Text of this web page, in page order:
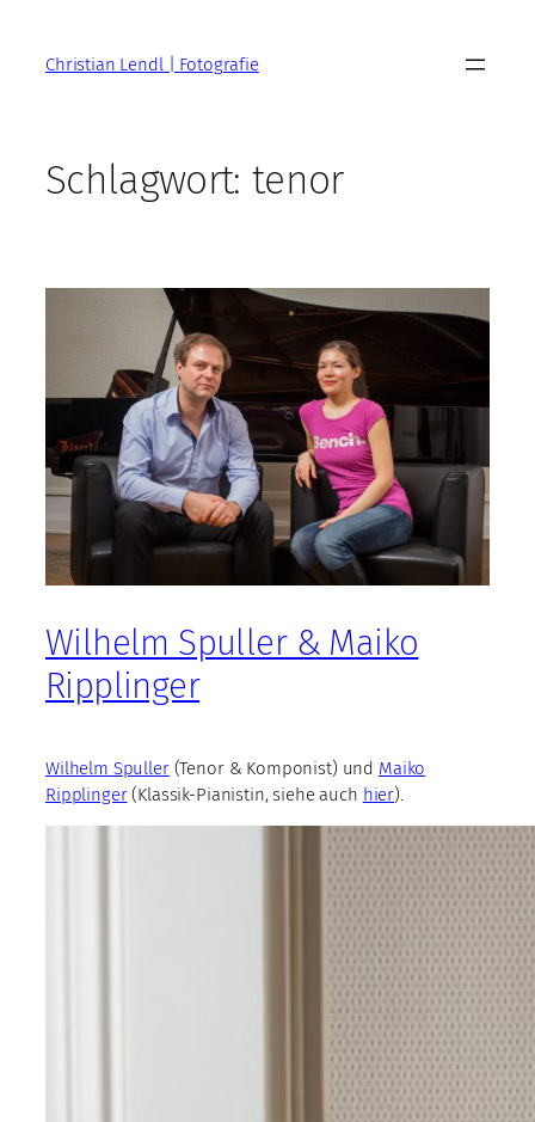
springenChristian Lendl | Fotografie
Schlagwort: tenor
Wilhelm Spuller & Maiko
Ripplinger
Wilhelm Spuller(Tenor & Komponist) und Maiko
Ripplinger(Klassik-Pianistin, siehe auch hier).